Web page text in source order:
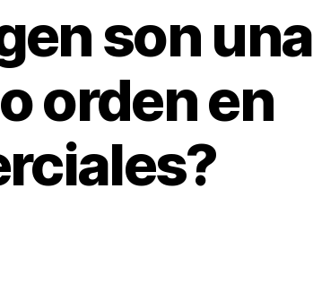
son una
orden en